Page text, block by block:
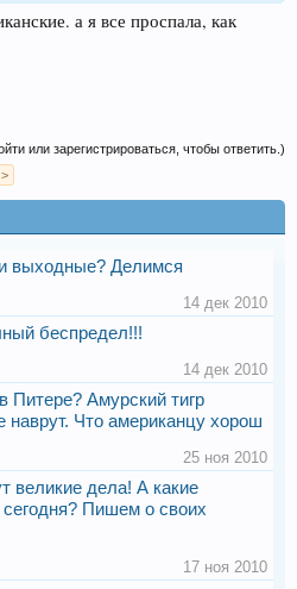
а я все проспала, как
или зарегистрироваться, чтобы ответить.)
выходные? Делимся
14 дек 2010
беспредел!!!
14 дек 2010
Питере? Амурский тигр
наврут. Что американцу хорош
25 ноя 2010
великие дела! А какие
Пишем о своих
17 ноя 2010